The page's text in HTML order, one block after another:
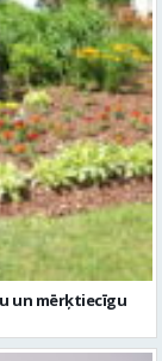
un mērķtiecīgu